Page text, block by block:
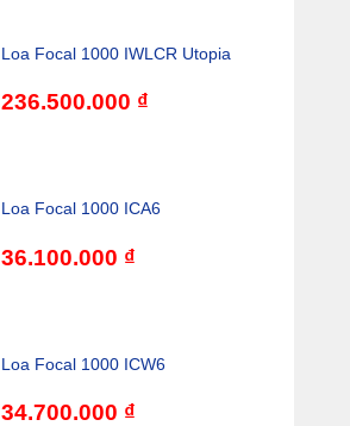
Loa Focal 1000 IWLCR Utopia
236.500.000 ₫
Loa Focal 1000 ICA6
36.100.000 ₫
Loa Focal 1000 ICW6
34.700.000 ₫